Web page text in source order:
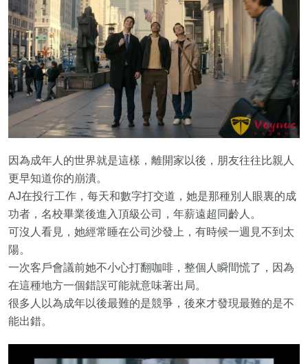
因為成年人的世界就是這樣，離開家以後，朋友往往比親人
更早知道你的崩潰。
AJ在投行工作，每天和數字打交道，她是那種別人眼裏的成
功者，名校畢業後進入頂級公司，年薪遠超同齡人。
可沒人看見，她經常睡在公司沙發上，有時候一週見不到太
陽。
一次客戶會議前她不小心打翻咖啡，整個人瞬間慌了，因為
在這種地方一個錯誤可能就意味著出局。
很多人以為成年以後最難的是競爭，後來才發現最難的是不
能出錯。